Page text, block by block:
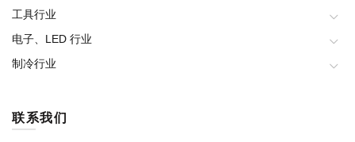
工具行业
电子、LED 行业
制冷行业
联系我们